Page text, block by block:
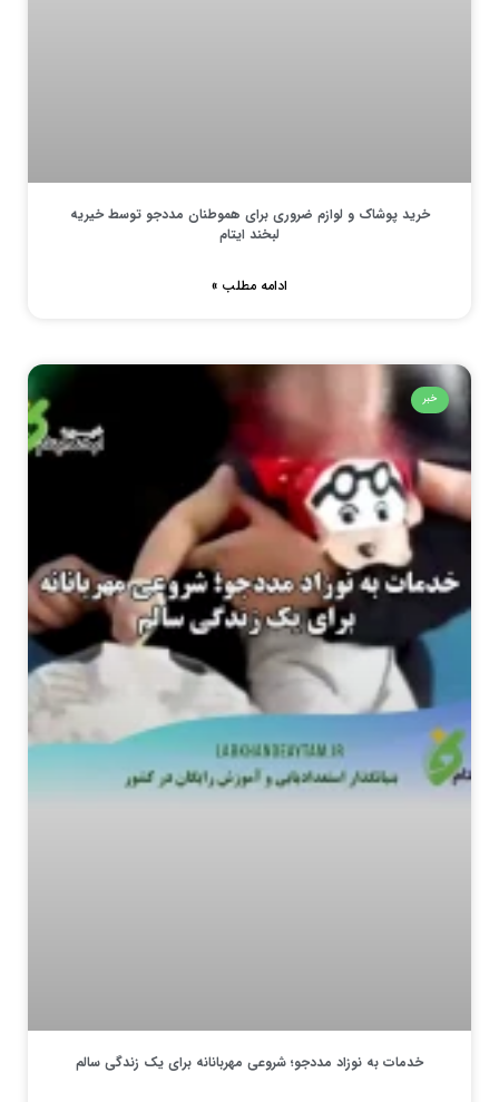
خرید پوشاک و لوازم ضروری برای هموطنان مددجو توسط خیریه
لبخند ایتام
ادامه مطلب »
خبر
خدمات به نوزاد مددجو؛ شروعی مهربانانه برای یک زندگی سالم